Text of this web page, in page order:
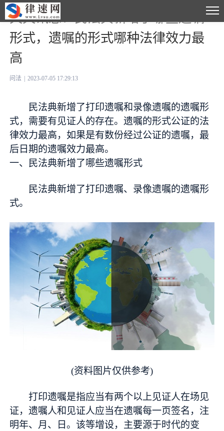
天天讯息：民法典新增了哪些遗嘱
形式，遗嘱的形式哪种法律效力最
高
问法 2023-07-05 17:29:13
民法典新增了打印遗嘱和录像遗嘱的遗嘱形
式，需要有见证人的存在。遗嘱的形式公证的法
律效力最高，如果是有数份经过公证的遗嘱，最
后日期的遗嘱效力最高。
一、民法典新增了哪些遗嘱形式
民法典新增了打印遗嘱、录像遗嘱的遗嘱形
式。
(资料图片仅供参考)
打印遗嘱是指应当有两个以上见证人在场见
证，遗嘱人和见证人应当在遗嘱每一页签名，注
明年、月、日。该等增设，主要源于时代的变